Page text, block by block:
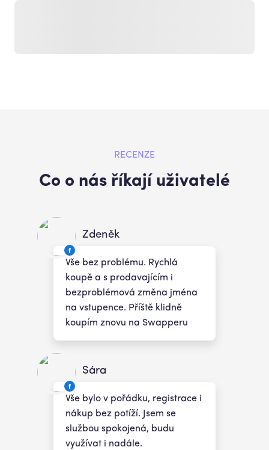
RECENZE
Co o nás říkají uživatelé
Zdeněk
Vše bez problému. Rychlá
koupě a s prodavajícím i
bezproblémová změna jména
na vstupence. Příště klidně
koupím znovu na Swapperu
Sára
Vše bylo v pořádku, registrace i
nákup bez potíží. Jsem se
službou spokojená, budu
využívat i nadále.